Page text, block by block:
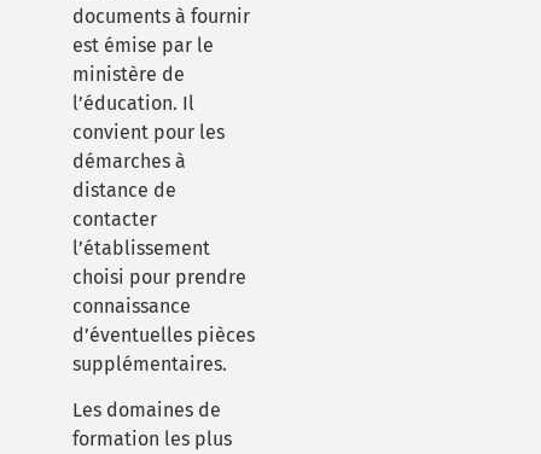
documents à fournir
est émise par le
ministère de
l’éducation. Il
convient pour les
démarches à
distance de
contacter
l’établissement
choisi pour prendre
connaissance
d’éventuelles pièces
supplémentaires.
Les domaines de
formation les plus